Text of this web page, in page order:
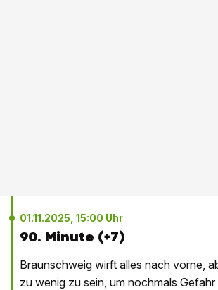
01.11.2025, 15:00 Uhr
90. Minute (+7)
Braunschweig wirft alles nach vorne,
zu wenig zu sein, um nochmals